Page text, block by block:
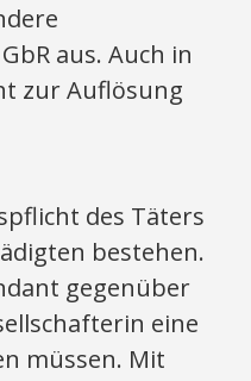
aus. Auch in
zur Auflösung
des Täters
bestehen.
gegenüber
eine
müssen. Mit